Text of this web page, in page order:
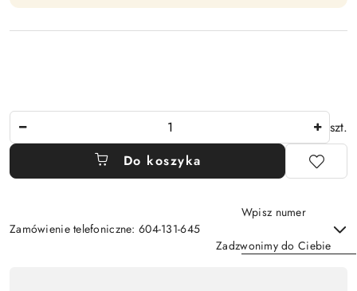
szt.
Do koszyka
Zamówienie telefoniczne: 604-131-645
Wpisz numer
Zadzwonimy do Ciebie